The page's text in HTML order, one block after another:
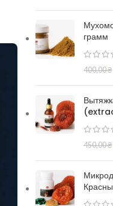
грамм
400,00₴
450,00₴